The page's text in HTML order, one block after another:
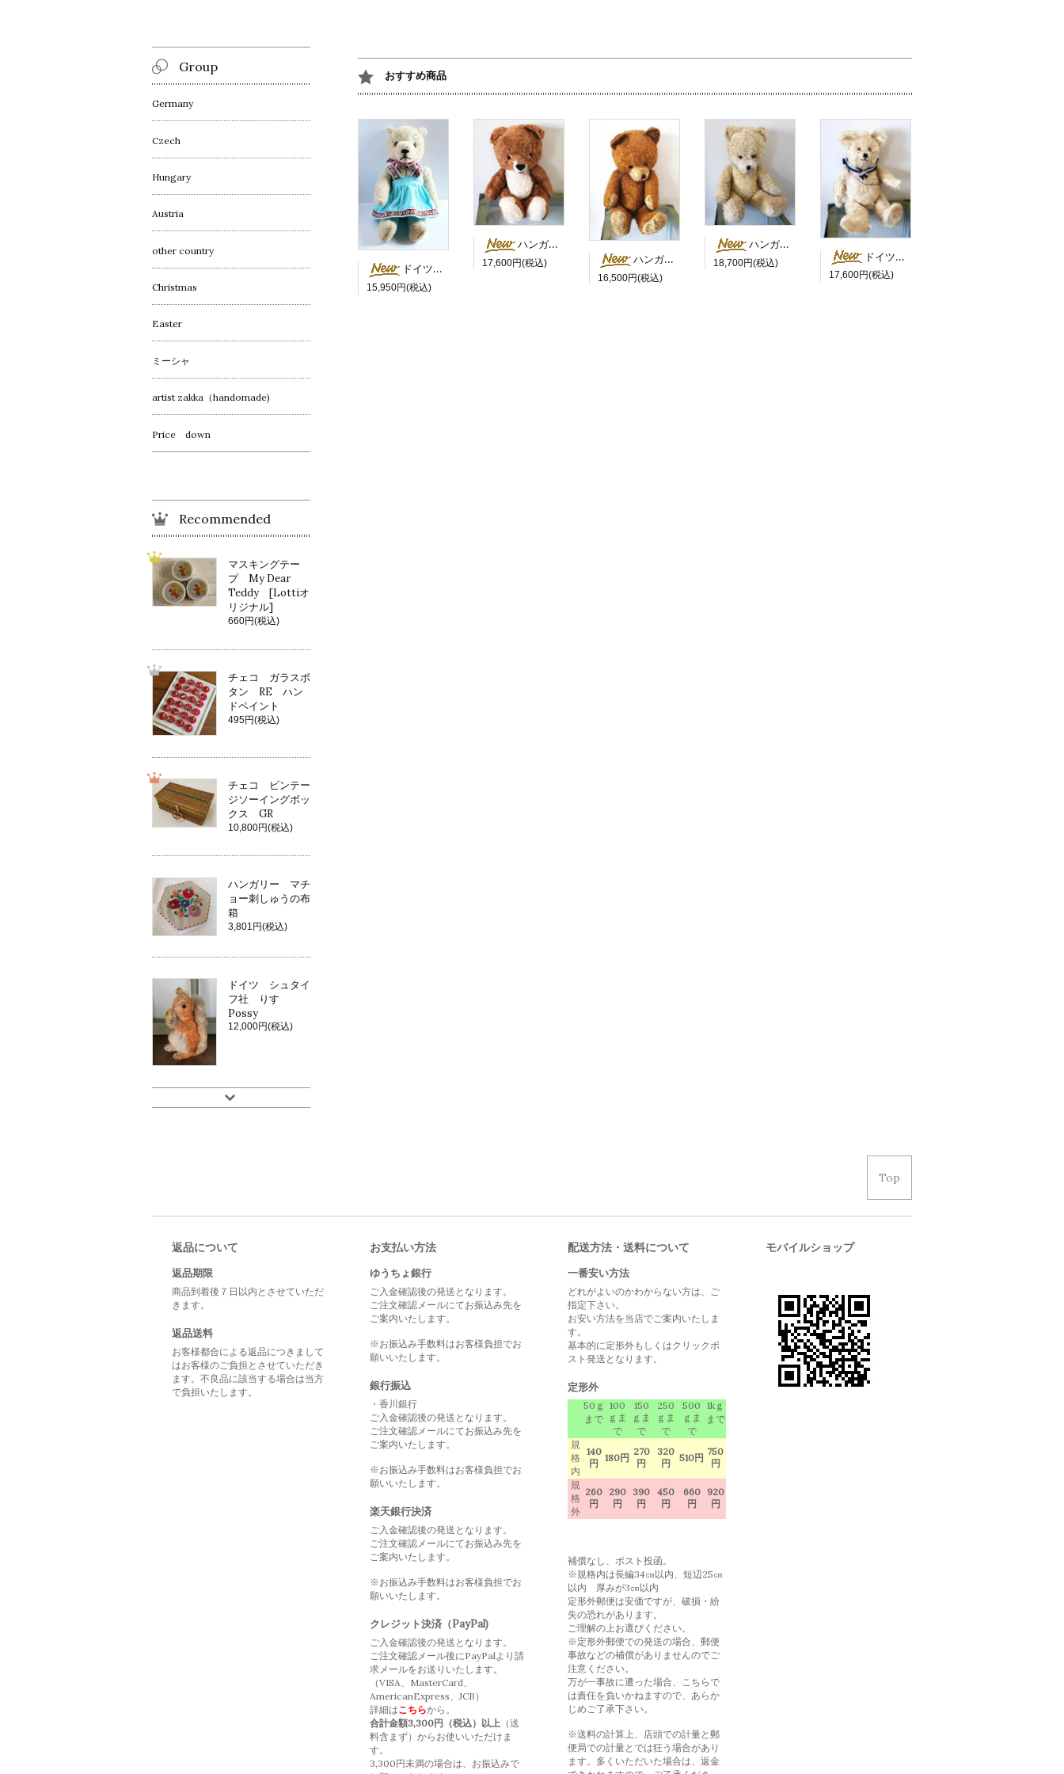
おすすめ商品
ドイツ 水色のスカートを履いた白くま
15,950円(税込)
ハンガリー 茶色い目のにっこりベア
17,600円(税込) ハンガリー 茶色いにっこりさん 鳴き笛入
16,500円(税込)
ハンガリー 白鼻の大きなベア
18,700円(税込) ドイツ セーラーカラーの白くま
17,600円(税込)
Group
Germany
Czech
Hungary
Austria
other country
Christmas
Easter
ミーシャ
artist zakka（handomade)
Price down
Recommended
マスキングテー
プ My Dear
Teddy [Lottiオ
リジナル]
660円(税込)
チェコ ガラスボ
タン RE ハン
ドペイント
495円(税込)
チェコ ビンテー
ジソーイングボッ
クス GR
10,800円(税込)
ハンガリー マチ
ョー刺しゅうの布
箱
3,801円(税込)
ドイツ シュタイ
フ社 りす
Possy
12,000円(税込)
Top
返品について
返品期限
商品到着後７日以内とさせていただ
きます。
返品送料
お客様都合による返品につきまして
はお客様のご負担とさせていただき
ます。不良品に該当する場合は当方
で負担いたします。
お支払い方法
ゆうちょ銀行
ご入金確認後の発送となります。
ご注文確認メールにてお振込み先を
ご案内いたします。
※お振込み手数料はお客様負担でお
願いいたします。
銀行振込
・香川銀行
ご入金確認後の発送となります。
ご注文確認メールにてお振込み先を
ご案内いたします。
※お振込み手数料はお客様負担でお
願いいたします。
楽天銀行決済
ご入金確認後の発送となります。
ご注文確認メールにてお振込み先を
ご案内いたします。
※お振込み手数料はお客様負担でお
願いいたします。
クレジット決済（PayPal)
ご入金確認後の発送となります。
ご注文確認メール後にPayPalより請
求メールをお送りいたします。
（VISA、MasterCard、
AmericanExpress、JCB）
詳細はこちらから。
合計金額3,300円（税込）以上 （送
料含まず）からお使いいただけま
す。
3,300円未満の場合は、お振込みで
配送方法・送料について
一番安い方法
どれがよいのかわからない方は、ご
指定下さい。
お安い方法を当店でご案内いたしま
す。
基本的に定形外もしくはクリックポ
スト発送となります。
定形外
50ｇ
まで
100
ｇま
で
150
ｇま
で
250
ｇま
で
500
ｇま
で
1kｇ
まで
規
格
内
140
円 180円
270
円
320
円
510円
750
円
規
格
外
260
円
290
円
390
円
450
円
660
円
920
円
補償なし、ポスト投函。
※規格内は長編34㎝以内、短辺25㎝
以内 厚みが3㎝以内
定形外郵便は安価ですが、破損・紛
失の恐れがあります。
ご理解の上お選びください。
※定形外郵便での発送の場合、郵便
事故などの補償がありませんのでご
注意ください。
万が一事故に遭った場合、こちらで
は責任を負いかねますので、あらか
じめご了承下さい。
※送料の計算上、店頭での計量と郵
便局での計量とでは狂う場合があり
ます。多くいただいた場合は、返金
モバイルショップ